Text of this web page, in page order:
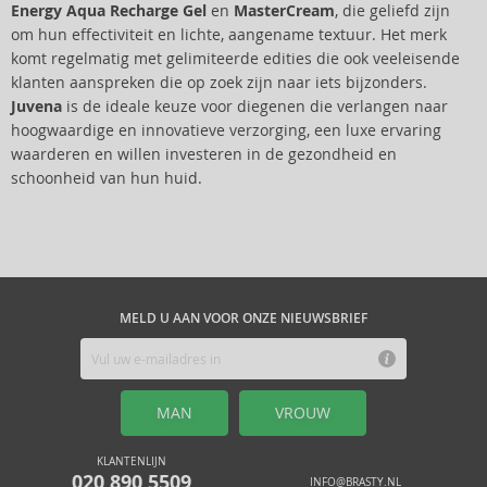
Energy Aqua Recharge Gel en MasterCream, die geliefd zijn
om hun effectiviteit en lichte, aangename textuur. Het merk
komt regelmatig met gelimiteerde edities die ook veeleisende
klanten aanspreken die op zoek zijn naar iets bijzonders.
Juvena is de ideale keuze voor diegenen die verlangen naar
hoogwaardige en innovatieve verzorging, een luxe ervaring
waarderen en willen investeren in de gezondheid en
schoonheid van hun huid.
MELD U AAN VOOR ONZE NIEUWSBRIEF
MAN VROUW
KLANTENLIJN
INFO@BRASTY.NL